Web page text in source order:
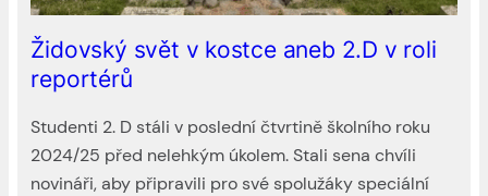
Židovský svět v kostce aneb 2.D v roli
reportérů
Studenti 2. D stáli v poslední čtvrtině školního roku
2024/25 před nelehkým úkolem. Stali sena chvíli
novináři, aby připravili pro své spolužáky speciální